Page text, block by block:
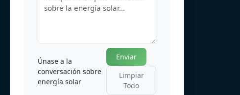
Únase a la
conversación sobre
energía solar
Enviar
Limpiar
Todo